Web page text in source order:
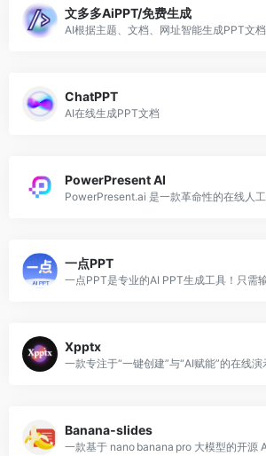
文多多AiPPT/免费生成
ChatPPT
AI在线生成PPT文档
PowerPresent AI
一点PPT
Xpptx
Banana‑slides